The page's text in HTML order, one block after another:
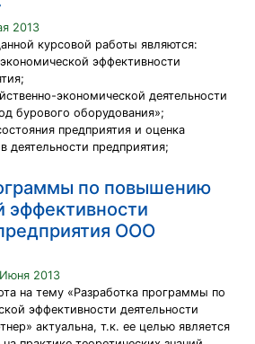
2013
курсовой работы являются:
эффективности
экономической деятельности
бурового оборудования»;
предприятия и оценка
деятельности предприятия;
по повышению
эффективности
ООО
2013
на тему «Разработка программы по
эффективности деятельности
актуальна, т.к. ее целью является